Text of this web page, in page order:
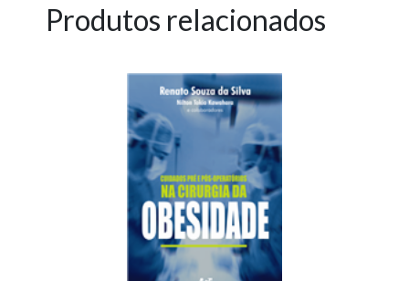
Produtos relacionados